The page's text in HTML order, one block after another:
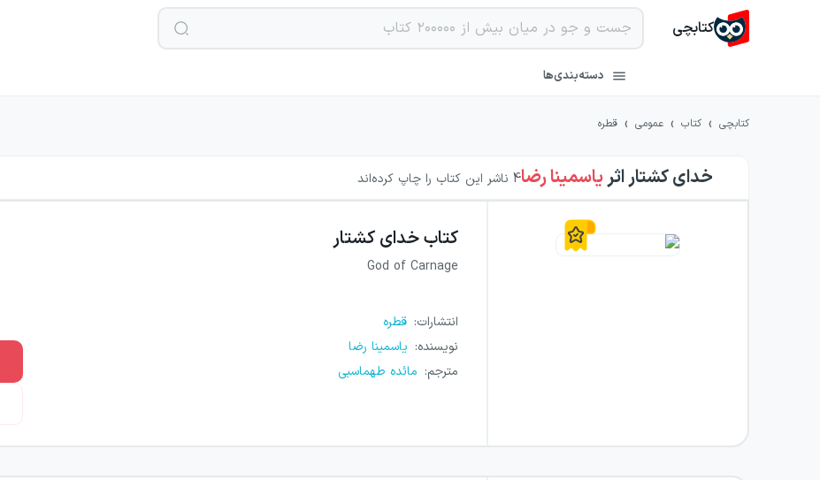
کتابچی
دسته‌بندی‌ها
کتابچی › کتاب › عمومی › قطره
خدای کشتاراثریاسمینا رضا4 ناشر این کتاب را چاپ کرده‌اند
کتابخدای کشتار
God of Carnage
انتشارات: قطره
نویسنده: یاسمینا رضا
مترجم: مائده طهماسبی